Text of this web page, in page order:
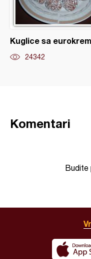
Kuglice sa
24342
Komentari
Budite